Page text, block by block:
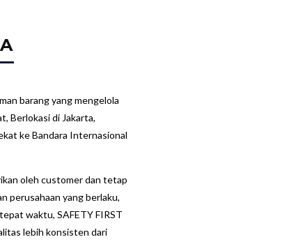
barang yang mengelola
Berlokasi di Jakarta,
ke Bandara Internasional
oleh customer dan tetap
perusahaan yang berlaku,
waktu, SAFETY FIRST
lebih konsisten dari